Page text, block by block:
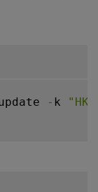
- k